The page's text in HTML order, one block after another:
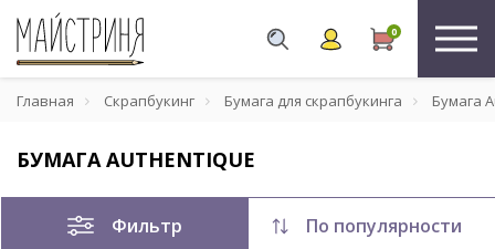
0
Главная Скрапбукинг Бумага для скрапбукинга Бумага
БУМАГА AUTHENTIQUE
Фильтр По популярности